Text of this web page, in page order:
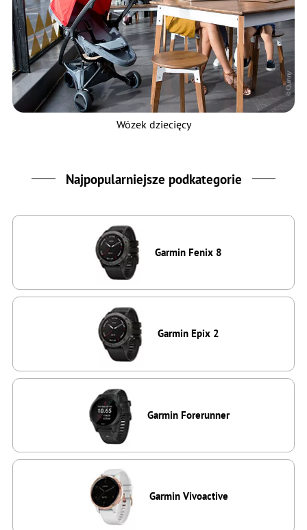
Wózek dziecięcy
Najpopularniejsze podkategorie
Garmin Fenix 8
Garmin Epix 2
Garmin Forerunner
Garmin Vivoactive